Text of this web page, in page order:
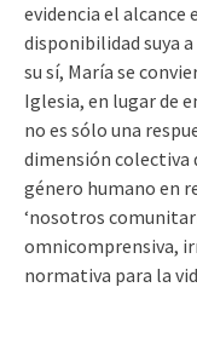
evidencia el alcance
disponibilidad suya
su sí, María se
Iglesia, en lugar de
no es sólo una
dimensión colectiva
género humano en
‘nosotros
omnicomprensiva,
normativa para la